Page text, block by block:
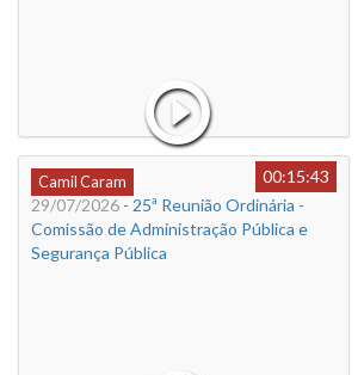
Camil Caram
00:15:43
29/07/2026 - 25ª Reunião Ordinária -
Comissão de Administração Pública e
Segurança Pública